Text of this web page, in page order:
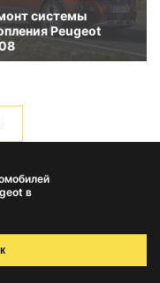
системы
Peugeot
в